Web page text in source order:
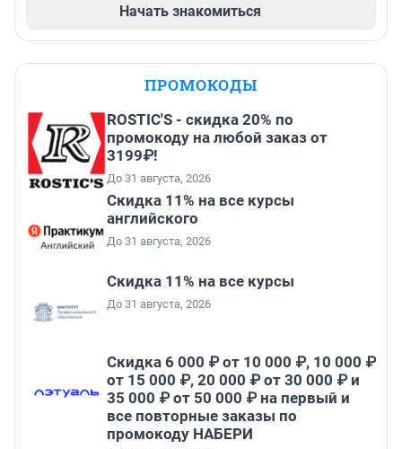
Начать знакомиться
ПРОМОКОДЫ
ROSTIC'S - скидка 20% по
промокоду на любой заказ от
3199₽!
До 31 августа, 2026
Скидка 11% на все курсы
английского
До 31 августа, 2026
Скидка 11% на все курсы
До 31 августа, 2026
Скидка 6 000 ₽ от 10 000 ₽, 10 000 ₽
от 15 000 ₽, 20 000 ₽ от 30 000 ₽ и
35 000 ₽ от 50 000 ₽ на первый и
все повторные заказы по
промокоду НАБЕРИ